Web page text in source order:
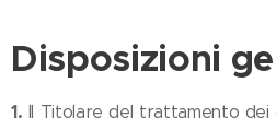
Disposizioni
1. Il Titolare del trattamento dei